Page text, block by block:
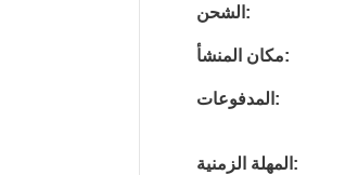
الشحن:
مكان المنشأ:
المدفوعات:
المهلة الزمنية: